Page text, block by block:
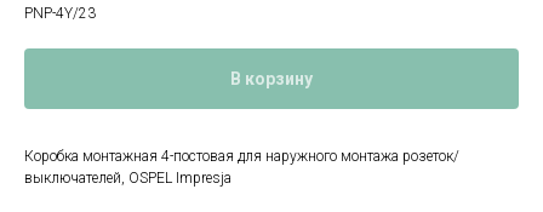
PNP-4Y/23
В корзину
Коробка монтажная 4-постовая для наружного монтажа розеток/
выключателей, OSPEL Impresja